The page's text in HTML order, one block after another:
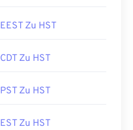
EEST Zu HST
CDT Zu HST
PST Zu HST
EST Zu HST